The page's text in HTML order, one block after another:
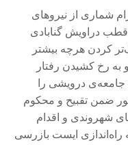
شماری از نیروهای
قطب دراویش گنابادی
کردن هرچه بیشتر
به رخ کشیدن رفتار
جامعه‌ی درویشی را
ضمن تقبیح و محکوم
شهروندی و اقدام
راه‌اندازی ایست بازرسی